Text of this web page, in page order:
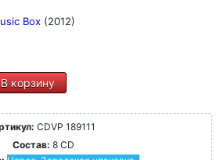
Box (2012)
В корзину
CDVP 189111
Состав: 8 CD